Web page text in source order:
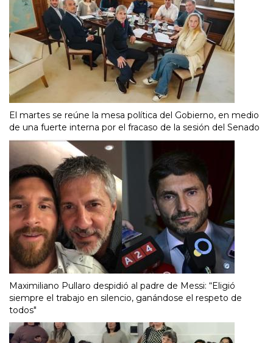
El martes se reúne la mesa política del Gobierno, en medio
de una fuerte interna por el fracaso de la sesión del Senado
Maximiliano Pullaro despidió al padre de Messi: “Eligió
siempre el trabajo en silencio, ganándose el respeto de
todos"